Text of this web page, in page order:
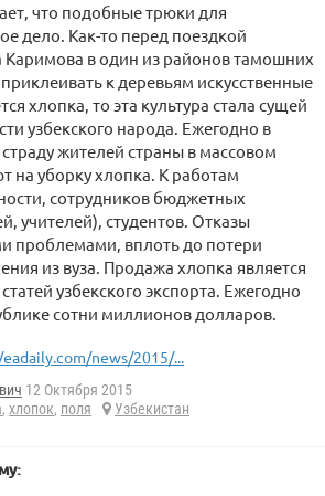
что подобные трюки для
дело. Как-то перед поездкой
Каримова в один из районов тамошних
к деревьям искусственные
хлопка, то эта культура стала сущей
узбекского народа. Ежегодно в
жителей страны в массовом
на уборку хлопка. К работам
сотрудников бюджетных
учителей), студентов. Отказы
проблемами, вплоть до потери
из вуза. Продажа хлопка является
узбекского экспорта. Ежегодно
сотни миллионов долларов.
news/2015/...
12 Октября 2015
, хлопок, поля
Узбекистан